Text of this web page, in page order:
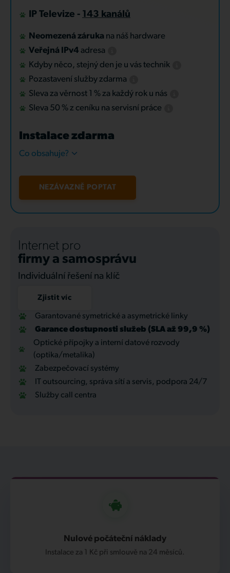
IP Televize - 143 kanálů
Neomezená záruka na náš hardware
Veřejná IPv4 adresa
Kdyby něco, stejný den je u vás technik
Pozastavení služby zdarma
Sleva za věrnost 1 % za každý rok u nás
Sleva 50 % z ceníku na servisní práce
Instalace zdarma
Co obsahuje?
NEZÁVAZNĚ POPTAT
Internet pro
firmy a samosprávu
Individuální řešení na klíč
Zjistit víc
Garantované symetrické a asymetrické linky
Garance dostupnosti služeb (SLA až 99,9 %)
Optické přípojky a interní datové rozvody
(optika/metalika)
Zabezpečovací systémy
IT outsourcing, správa sítí a servis, podpora 24/7
Služby call centra
Nulové počáteční náklady
Instalace za 1 Kč při smlouvě na 24 měsíců.